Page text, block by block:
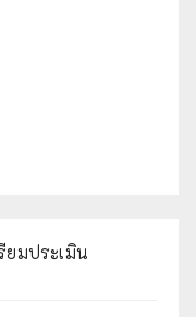
ยมประเมิน